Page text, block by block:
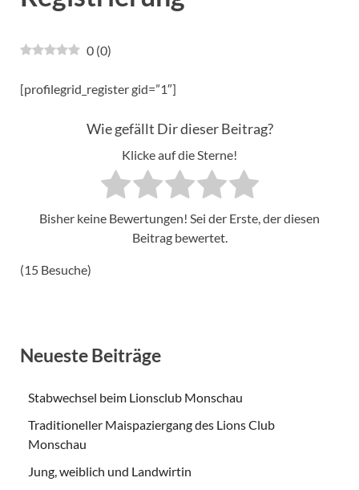
0 (0)
[profilegrid_register gid=”1″]
Wie gefällt Dir dieser Beitrag?
Klicke auf die Sterne!
Bisher keine Bewertungen! Sei der Erste, der diesen
Beitrag bewertet.
(15 Besuche)
Neueste Beiträge
Stabwechsel beim Lionsclub Monschau
Traditioneller Maispaziergang des Lions Club
Monschau
Jung, weiblich und Landwirtin